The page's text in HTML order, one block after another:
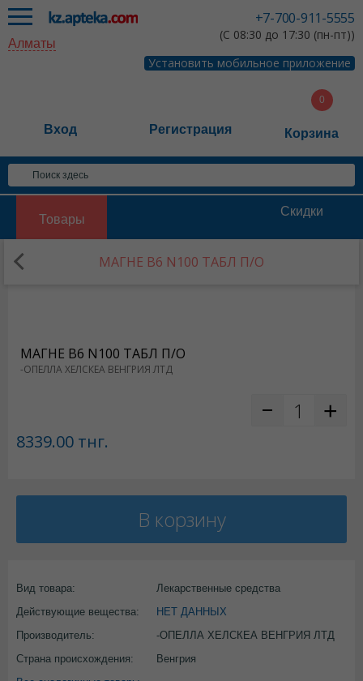
+7-700-911-5555
(С 08:30 до 17:30 (пн-пт))
Установить мобильное приложение
Алматы
Вход Регистрация Корзина
Товары
Скидки
МАГНЕ В6 N100 ТАБЛ П/О
МАГНЕ В6 N100 ТАБЛ П/О
-ОПЕЛЛА ХЕЛСКЕА ВЕНГРИЯ ЛТД
8339.00 тнг.
В корзину
Вид товара:
Лекарственные средства
Действующие вещества:
НЕТ ДАННЫХ
Производитель:
-ОПЕЛЛА ХЕЛСКЕА ВЕНГРИЯ ЛТД
Страна происхождения:
Венгрия